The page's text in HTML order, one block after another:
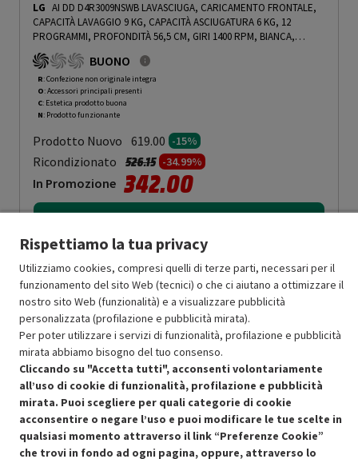
LG AI DD D4R3009NSWB LAVASCIUGA, CARICAMENTO FRONTALE,
CAPACITÀ LAVAGGIO 9 KG, CAPACITÀ ASCIUGATURA 6 KG, 12
PROGRAMMI, PROFONDITÀ 56,5 CM, GIRI 1400 RPM, BIANCA,
CLASSE D - PRMG GRADING ROCN - 15%
15%
BUONO
R: Confezione non originale integra
O: Accessori principali presenti
C: Estetica prodotto buona
N: Prodotto funzionante
Prodotto Nuovo 619.00 -15%
Ricondizionato Prezzo ridotto da
526.15a-34.99%
In Promozione 342.00
OFFERTE IMPERDIBILI
Risparmio garantito rispetto al corrispondente prodotto nuovo.
Condizioni generali di vendita
Cookie Policy
Recedere dal contratto qui
Rispettiamo la tua privacy
Utilizziamo cookies, compresi quelli di terze parti, necessari per il
funzionamento del sito Web (tecnici) o che ci aiutano a ottimizzare il
nostro sito Web (funzionalità) e a visualizzare pubblicità
personalizzata (profilazione e pubblicità mirata).
Per poter utilizzare i servizi di funzionalità, profilazione e pubblicità
mirata abbiamo bisogno del tuo consenso.
Cliccando su "Accetta tutti", acconsenti volontariamente
all’uso di cookie di funzionalità, profilazione e pubblicità
mirata. Puoi scegliere per quali categorie di cookie
acconsentire o negare l’uso e puoi modificare le tue scelte in
qualsiasi momento attraverso il link “Preferenze Cookie”
che trovi in fondo ad ogni pagina, oppure, attraverso lo